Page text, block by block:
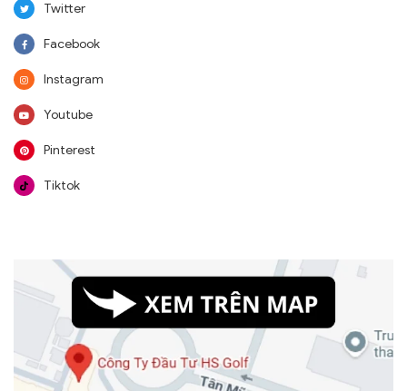
Twitter
Facebook
Instagram
Youtube
Pinterest
Tiktok